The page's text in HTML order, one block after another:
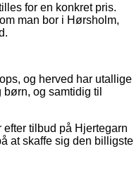
for en konkret pris.
man bor i Hørsholm,
og herved har utallige
og samtidig til
tilbud på Hjertegarn
at skaffe sig den billigste